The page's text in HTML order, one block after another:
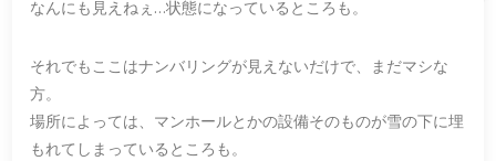
なんにも見えねぇ…状態になっているところも。
それでもここはナンバリングが見えないだけで、まだマシな
方。
場所によっては、マンホールとかの設備そのものが雪の下に埋
もれてしまっているところも。